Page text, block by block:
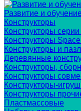
Развитие и
Конструкторы
Конструкторы
Конструкторы
Конструкторы и
Деревянные
Конструкторы,
Конструкторы
Конструкторы-
Конструкторы
Пластмассовые